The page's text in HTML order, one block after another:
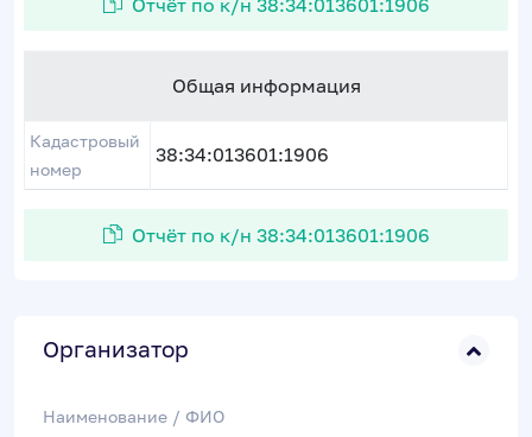
Отчёт по к/н 38:34:013601:1906
Общая информация
Кадастровый
номер
38:34:013601:1906
Отчёт по к/н 38:34:013601:1906
Организатор
Наименование / ФИО